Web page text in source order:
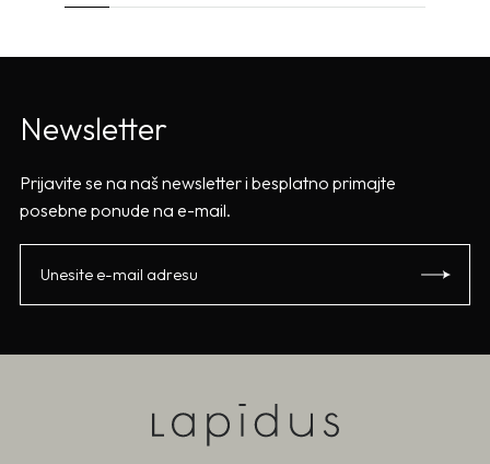
Newsletter
Prijavite se na naš newsletter i besplatno primajte
posebne ponude na e-mail.